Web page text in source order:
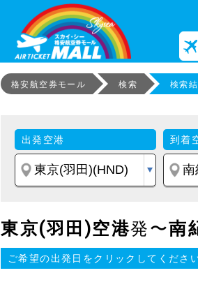
格安航空券モール 検索 検索
出発空港 到着
東京(羽田)空港発〜南
ご希望の出発日をクリックしてくださ